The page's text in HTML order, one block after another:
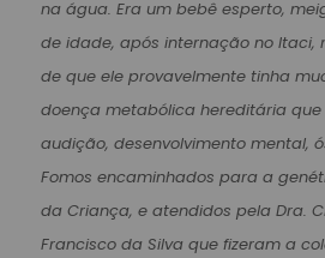
na água. Era um bebê esperto,
de idade, após internação no Itaci,
de que ele provavelmente tinha
doença metabólica hereditária
audição, desenvolvimento mental,
Fomos encaminhados para a
da Criança, e atendidos pela Dra.
Francisco da Silva que fizeram a